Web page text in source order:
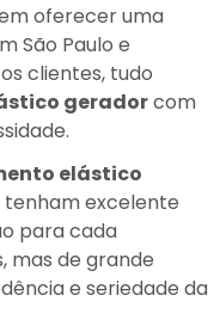
oferecer uma
São Paulo e
clientes, tudo
geradorcom
elástico
tenham excelente
para cada
mas de grande
e seriedade da